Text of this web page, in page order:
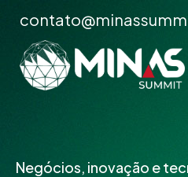
Negócios, inovação e